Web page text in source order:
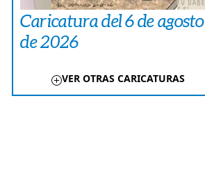
Caricatura del 6 de agosto
de 2026
VER OTRAS CARICATURAS